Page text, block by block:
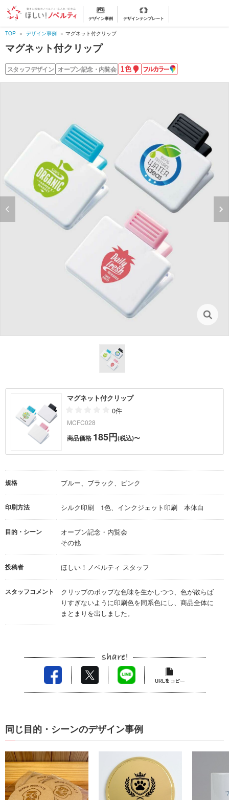
デザイン事例 デザインテンプレート
TOP デザイン事例 マグネット付クリップ
マグネット付クリップ
スタッフデザイン オープン記念・内覧会1
色
名
フ
ル
カ
マグネット付クリップ
0件
MCFC028
商品価格 185円(税込)〜
規格 ブルー、ブラック、ピンク
印刷方法 シルク印刷 1色、インクジェット印刷 本体白
目的・シーン
オープン記念・内覧会
その他
投稿者 ほしい！ノベルティ スタッフ
スタッフコメント
クリッブのポップな色味を生かしつつ、色が散らば
りすぎないように印刷色を同系色にし、商品全体に
まとまりを出しました。
同じ目的・シーンのデザイン事例